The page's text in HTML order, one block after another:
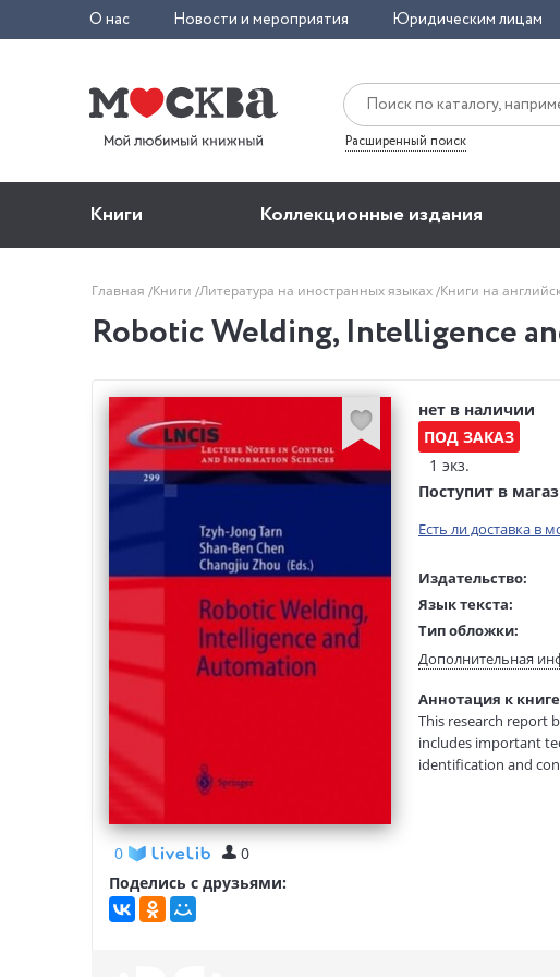
О нас Новости и мероприятия Юридическим лицам
Расширенный поиск
Книги Коллекционные издания
Главная Книги Литература на иностранных языках Книги на
Robotic Welding, Intelligence
0
0
Поделись с друзьями:
нет в наличии
ПОД ЗАКАЗ
1 экз.
Поступит в
Есть ли доставка в
Издательство:
Язык текста:
Тип обложки:
Размеры в мм
Вес:
Дополнительная
Аннотация к
This research report
includes important
identification and